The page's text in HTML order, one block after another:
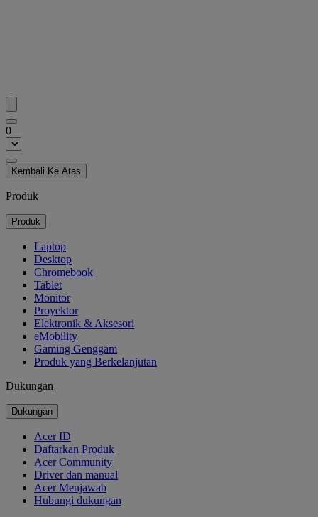
0
Kembali Ke Atas
Produk
Produk
Laptop
Desktop
Chromebook
Tablet
Monitor
Proyektor
Elektronik & Aksesori
eMobility
Gaming Genggam
Produk yang Berkelanjutan
Dukungan
Dukungan
Acer ID
Daftarkan Produk
Acer Community
Driver dan manual
Acer Menjawab
Hubungi dukungan